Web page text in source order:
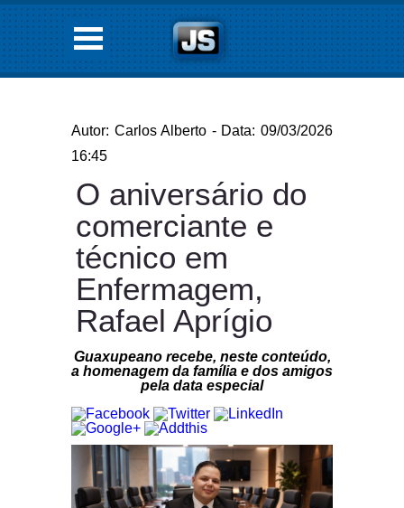
Autor: Carlos Alberto - Data: 09/03/2026
16:45
O aniversário do
comerciante e
técnico em
Enfermagem,
Rafael Aprígio
Guaxupeano recebe, neste conteúdo,
a homenagem da família e dos amigos
pela data especial